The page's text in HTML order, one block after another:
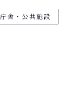
庁舎・公共施設